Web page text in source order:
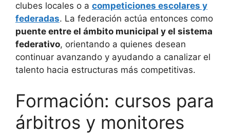
clubes locales o a competiciones escolares y
federadas. La federación actúa entonces como
puente entre el ámbito municipal y el sistema
federativo, orientando a quienes desean
continuar avanzando y ayudando a canalizar el
talento hacia estructuras más competitivas.
Formación: cursos para
árbitros y monitores